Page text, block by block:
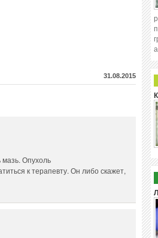
31.08.2015
Опухоль
к терапевту. Он либо скажет,